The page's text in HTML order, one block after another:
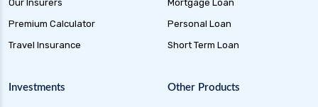
Our Insurers
Premium Calculator
Travel Insurance
Mortgage Loan
Personal Loan
Short Term Loan
Investments Other Products